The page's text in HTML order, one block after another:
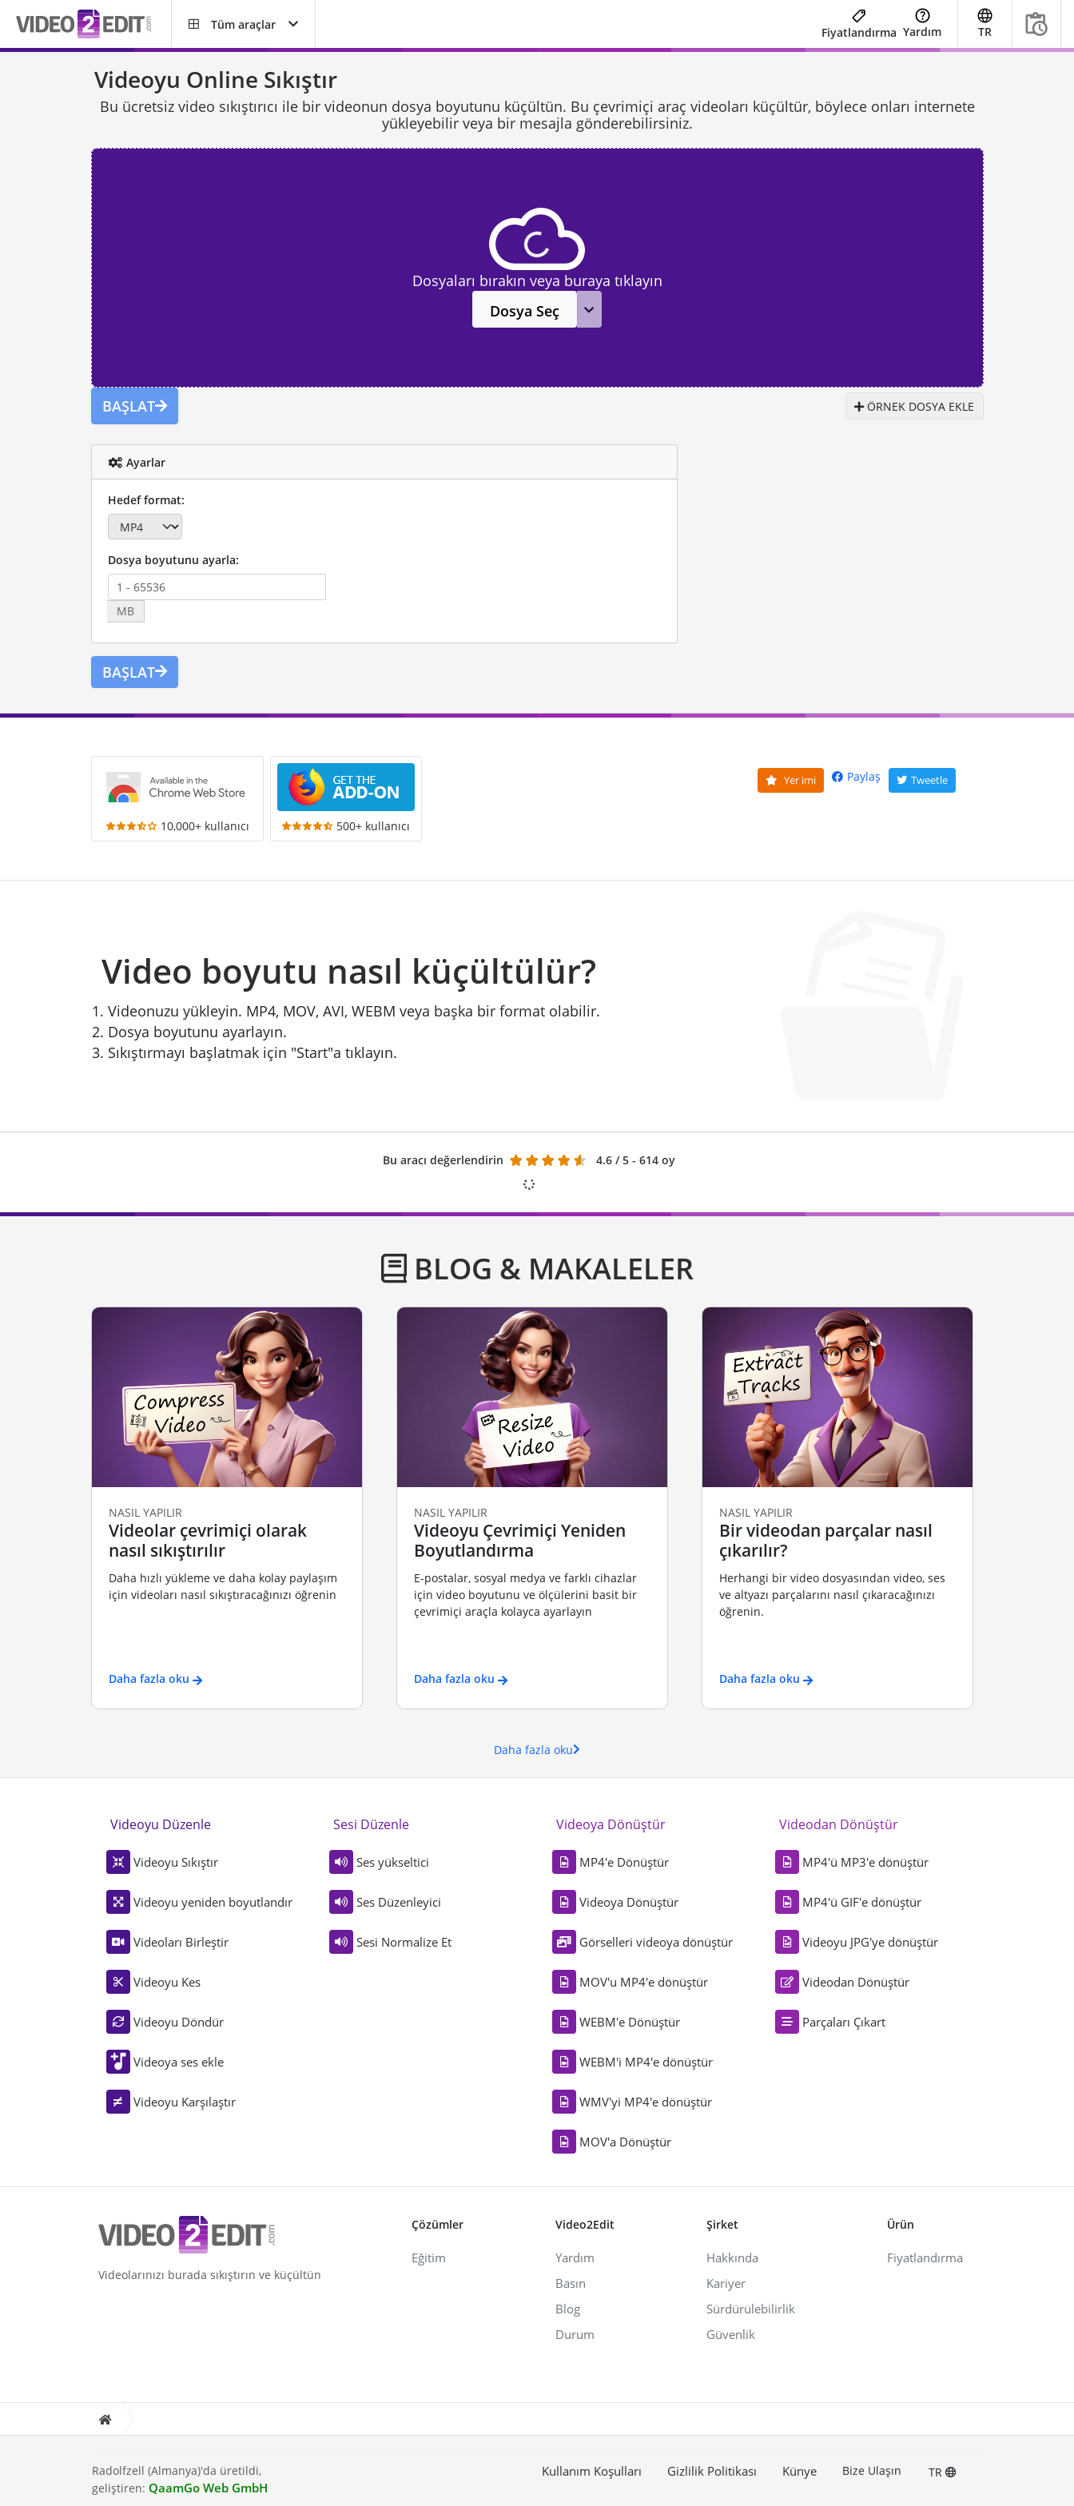
Tüm araçlar
Fiyatlandırma Yardım TR
Videoyu Online Sıkıştır
Bu ücretsiz video sıkıştırıcı ile bir videonun dosya boyutunu küçültün. Bu çevrimiçi araç videoları küçültür, böylece onları internete
yükleyebilir veya bir mesajla gönderebilirsiniz.
Dosyaları bırakın veya buraya tıklayın
Dosya Seç
BAŞLAT ÖRNEK DOSYA EKLE
Ayarlar
Hedef format:
Dosya boyutunu ayarla:
MB
BAŞLAT
10,000+ kullanıcı 500+ kullanıcı
Yer imi Paylaş Tweetle
Video boyutu nasıl küçültülür?
Videonuzu yükleyin. MP4, MOV, AVI, WEBM veya başka bir format olabilir.
Dosya boyutunu ayarlayın.
Sıkıştırmayı başlatmak için "Start"a tıklayın.
Bu aracı değerlendirin 4.6 / 5 - 614 oy
BLOG & MAKALELER
NASIL YAPILIR
Videolar çevrimiçi olarak
nasıl sıkıştırılır
Daha hızlı yükleme ve daha kolay paylaşım
için videoları nasıl sıkıştıracağınızı öğrenin
Daha fazla oku
NASIL YAPILIR
Videoyu Çevrimiçi Yeniden
Boyutlandırma
E-postalar, sosyal medya ve farklı cihazlar
için video boyutunu ve ölçülerini basit bir
çevrimiçi araçla kolayca ayarlayın
Daha fazla oku
NASIL YAPILIR
Bir videodan parçalar nasıl
çıkarılır?
Herhangi bir video dosyasından video, ses
ve altyazı parçalarını nasıl çıkaracağınızı
öğrenin.
Daha fazla oku
Daha fazla oku
Videoyu Düzenle
Videoyu Sıkıştır
Videoyu yeniden boyutlandır
Videoları Birleştir
Videoyu Kes
Videoyu Döndür
Videoya ses ekle
Videoyu Karşılaştır
Sesi Düzenle
Ses yükseltici
Ses Düzenleyici
Sesi Normalize Et
Videoya Dönüştür
MP4'e Dönüştür
Videoya Dönüştür
Görselleri videoya dönüştür
MOV'u MP4'e dönüştür
WEBM'e Dönüştür
WEBM'i MP4'e dönüştür
WMV'yi MP4'e dönüştür
MOV'a Dönüştür
Videodan Dönüştür
MP4'ü MP3'e dönüştür
MP4'ü GIF'e dönüştür
Videoyu JPG'ye dönüştür
Videodan Dönüştür
Parçaları Çıkart
Videolarınızı burada sıkıştırın ve küçültün
Çözümler
Eğitim
Video2Edit
Yardım
Basın
Blog
Durum
Şirket
Hakkında
Kariyer
Sürdürülebilirlik
Güvenlik
Ürün
Fiyatlandırma
Radolfzell (Almanya)'da üretildi,
geliştiren: QaamGo Web GmbH
Kullanım Koşulları Gizlilik Politikası Künye Bize Ulaşın TR